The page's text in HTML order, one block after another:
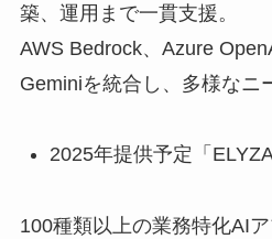
築、運用まで一貫支援。
AWS Bedrock、Azure
Geminiを統合し、多様なニ
2025年提供予定「
100種類以上の業務特化AI